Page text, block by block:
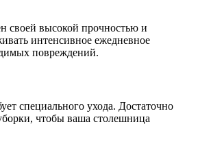
своей высокой прочностью и
интенсивное ежедневное
повреждений.
специального ухода. Достаточно
чтобы ваша столешница